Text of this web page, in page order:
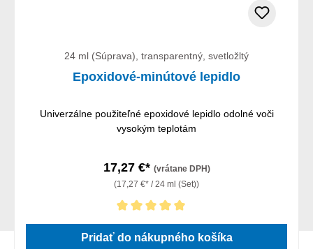
24 ml (Súprava), transparentný, svetložltý
Epoxidové-minútové lepidlo
Univerzálne použiteľné epoxidové lepidlo odolné voči
vysokým teplotám
17,27 €* (vrátane DPH)
(17,27 €* / 24 ml (Set))
Priemerné hodnotenie 5 z 5 hviezdičiek
Pridať do nákupného košíka